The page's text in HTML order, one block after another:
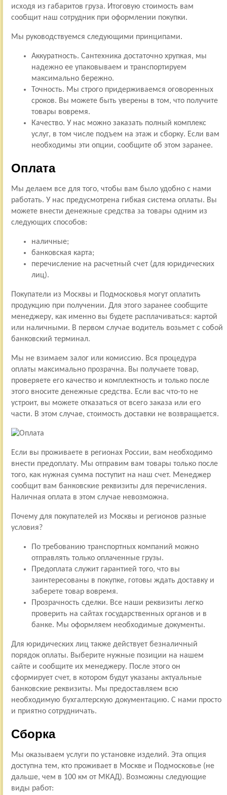
исходя из габаритов груза. Итоговую стоимость вам
сообщит наш сотрудник при оформлении покупки.
Мы руководствуемся следующими принципами.
Аккуратность. Сантехника достаточно хрупкая, мы
надежно ее упаковываем и транспортируем
максимально бережно.
Точность. Мы строго придерживаемся оговоренных
сроков. Вы можете быть уверены в том, что получите
товары вовремя.
Качество. У нас можно заказать полный комплекс
услуг, в том числе подъем на этаж и сборку. Если вам
необходимы эти опции, сообщите об этом заранее.
Оплата
Мы делаем все для того, чтобы вам было удобно с нами
работать. У нас предусмотрена гибкая система оплаты. Вы
можете внести денежные средства за товары одним из
следующих способов:
наличные;
банковская карта;
перечисление на расчетный счет (для юридических
лиц).
Покупатели из Москвы и Подмосковья могут оплатить
продукцию при получении. Для этого заранее сообщите
менеджеру, как именно вы будете расплачиваться: картой
или наличными. В первом случае водитель возьмет с собой
банковский терминал.
Мы не взимаем залог или комиссию. Вся процедура
оплаты максимально прозрачна. Вы получаете товар,
проверяете его качество и комплектность и только после
этого вносите денежные средства. Если вас что-то не
устроит, вы можете отказаться от всего заказа или его
части. В этом случае, стоимость доставки не возвращается.
Если вы проживаете в регионах России, вам необходимо
внести предоплату. Мы отправим вам товары только после
того, как нужная сумма поступит на наш счет. Менеджер
сообщит вам банковские реквизиты для перечисления.
Наличная оплата в этом случае невозможна.
Почему для покупателей из Москвы и регионов разные
условия?
По требованию транспортных компаний можно
отправлять только оплаченные грузы.
Предоплата служит гарантией того, что вы
заинтересованы в покупке, готовы ждать доставку и
заберете товар вовремя.
Прозрачность сделки. Все наши реквизиты легко
проверить на сайтах государственных органов и в
банке. Мы оформляем необходимые документы.
Для юридических лиц также действует безналичный
порядок оплаты. Выберите нужные позиции на нашем
сайте и сообщите их менеджеру. После этого он
сформирует счет, в котором будут указаны актуальные
банковские реквизиты. Мы предоставляем всю
необходимую бухгалтерскую документацию. С нами просто
и приятно сотрудничать.
Сборка
Мы оказываем услуги по установке изделий. Эта опция
доступна тем, кто проживает в Москве и Подмосковье (не
дальше, чем в 100 км от МКАД). Возможны следующие
виды работ: